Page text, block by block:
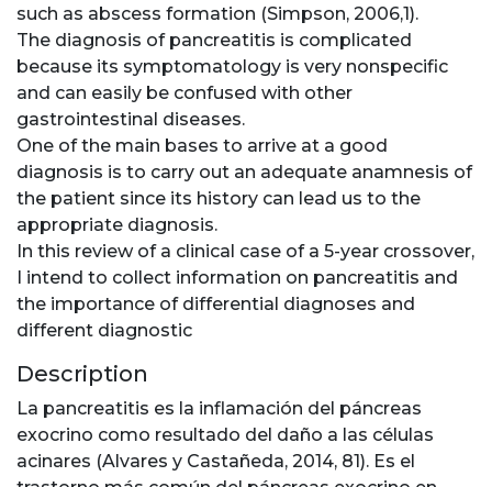
such as abscess formation (Simpson, 2006,1).
The diagnosis of pancreatitis is complicated
because its symptomatology is very nonspecific
and can easily be confused with other
gastrointestinal diseases.
One of the main bases to arrive at a good
diagnosis is to carry out an adequate anamnesis of
the patient since its history can lead us to the
appropriate diagnosis.
In this review of a clinical case of a 5-year crossover,
I intend to collect information on pancreatitis and
the importance of differential diagnoses and
different diagnostic
Description
La pancreatitis es la inflamación del páncreas
exocrino como resultado del daño a las células
acinares (Alvares y Castañeda, 2014, 81). Es el